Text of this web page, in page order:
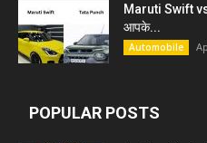
Maruti Swift vs
आपके...
Automobile
POPULAR POSTS